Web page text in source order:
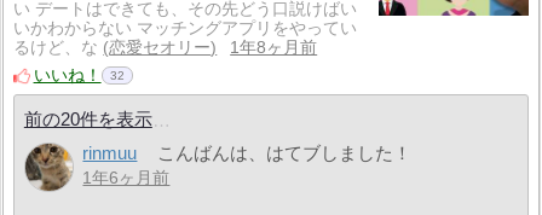
い デートはできても、その先どう口説けばい
いかわからない マッチングアプリをやってい
るけど、な
恋愛セオリー
1年8ヶ月前
いいね！
32
前の20件を表示
rinmuu
こんばんは、はてブしました！
1年6ヶ月前